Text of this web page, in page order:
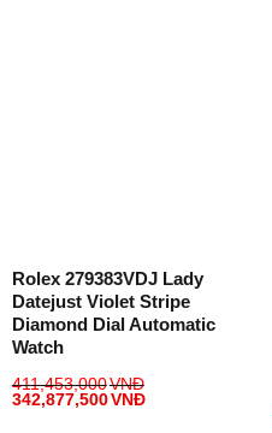
Rolex 279383VDJ Lady
Datejust Violet Stripe
Diamond Dial Automatic
Watch
411,453,000VNĐ
342,877,500VNĐ